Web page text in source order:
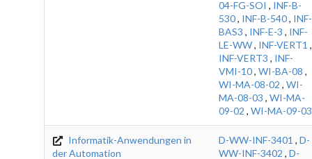
04-FG-SOI , INF-B-
530, INF-B-540, INF-
BAS3 , INF-E-3 , INF-
LE-WW, INF-VERT1 ,
INF-VERT3 , INF-
VMI-10, WI-BA-08 ,
WI-MA-08-02 , WI-
MA-08-03 , WI-MA-
09-02 , WI-MA-09-03
Informatik-Anwendungen in
der Automation
D-WW-INF-3401 , D-
WW-INF-3402 , D-